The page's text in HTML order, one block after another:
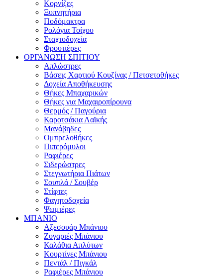
Κορνίζες
Ξυπνητήρια
Ποδόμακτρα
Ρολόγια Τοίχου
Σταχτοδοχεία
Φρουτιέρες
ΟΡΓΑΝΩΣΗ ΣΠΙΤΙΟΥ
Απλώστρες
Βάσεις Χαρτιού Κουζίνας / Πετσετοθήκες
Δοχεία Αποθήκευσης
Θήκες Μπαχαρικών
Θήκες για Μαχαιροπίρουνα
Θερμός / Παγούρια
Καροτσάκια Λαϊκής
Μανάβηδες
Ομπρελοθήκες
Πιπερόμυλοι
Ραφιέρες
Σιδερώστρες
Στεγνωτήρια Πιάτων
Σουπλά / Σουβέρ
Στίφτες
Φαγητοδοχεία
Ψωμιέρες
ΜΠΑΝΙΟ
Αξεσουάρ Μπάνιου
Ζυγαριές Μπάνιου
Καλάθια Απλύτων
Κουρτίνες Μπάνιου
Πεντάλ / Πιγκάλ
Ραφιέρες Μπάνιου